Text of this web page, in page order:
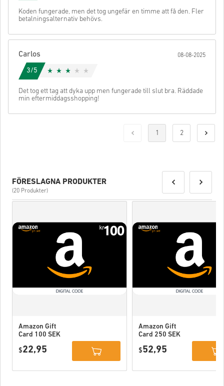
Koden fungerade, men det tog ungefär en timme att få den. Fler
betalningsalternativ behövs.
Carlos 08-08-2025
3/5
Det tog ett tag att dyka upp men fungerade till slut bra. Räddade
min eftermiddagsshopping!
1 2
FÖRESLAGNA PRODUKTER
(20 Produkter)
Amazon Gift
Card 100 SEK
$22,95
Amazon Gift
Card 250 SEK
$52,95